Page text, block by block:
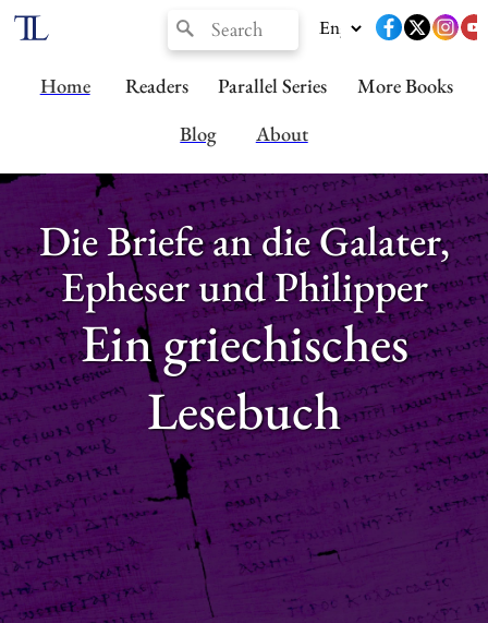
Home Readers Parallel Series
More Books
Blog
About
Die Briefe an die Galater,
Epheser und Philipper
Ein griechisches
Lesebuch